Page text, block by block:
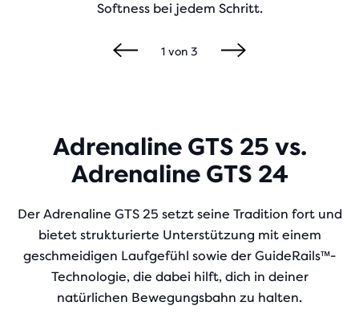
Softness bei jedem Schritt.
1 von 3
Adrenaline GTS 25 vs.
Adrenaline GTS 24
Der Adrenaline GTS 25 setzt seine Tradition fort und
bietet strukturierte Unterstützung mit einem
geschmeidigen Laufgefühl sowie der GuideRails™-
Technologie, die dabei hilft, dich in deiner
natürlichen Bewegungsbahn zu halten.